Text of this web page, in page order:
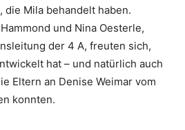
die Mila behandelt haben.
und Nina Oesterle,
der 4 A, freuten sich,
hat – und natürlich auch
Eltern an Denise Weimar vom
konnten.